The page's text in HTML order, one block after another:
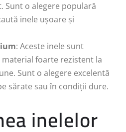
Sunt o alegere populară
inele ușoare și
: Aceste inele sunt
foarte rezistent la
Sunt o alegere excelentă
sărate sau în condiții dure.
inelelor